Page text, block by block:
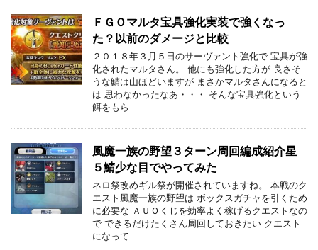
ＦＧＯマルタ宝具強化実装で強くなっ
た？以前のダメージと比較
２０１８年３月５日のサーヴァント強化で 宝具が強
化されたマルタさん。 他にも強化した方が 良さそ
うな鯖は山ほどいますが まさかマルタさんになると
は 思わなかったなあ・・・ そんな宝具強化という
餌をもら …
風魔一族の野望３ターン周回編成紹介星
５鯖少な目でやってみた
ネロ祭改めギル祭が開催されていますね。 本戦のク
エスト風魔一族の野望は ボックスガチャを引くため
に必要な ＡＵＯくじを効率よく稼げるクエストなの
で できるだけたくさん周回しておきたい クエスト
になって …